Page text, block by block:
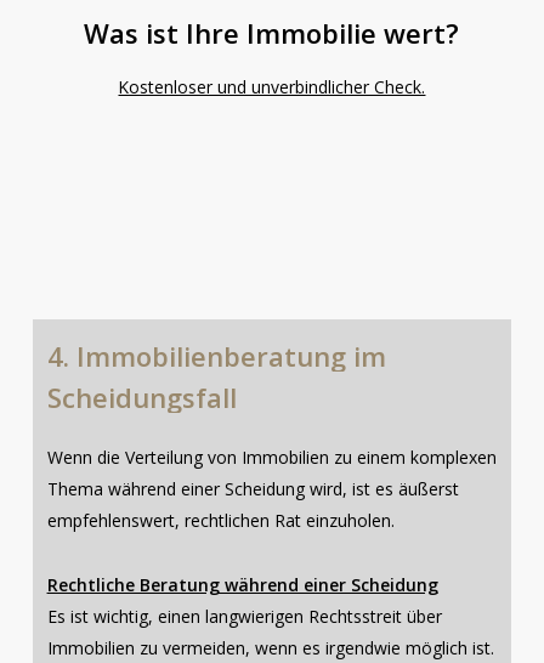
Was ist Ihre Immobilie wert?
Kostenloser und unverbindlicher Check.
4. Immobilienberatung im
Scheidungsfall
Wenn die Verteilung von Immobilien zu einem komplexen
Thema während einer Scheidung wird, ist es äußerst
empfehlenswert, rechtlichen Rat einzuholen.
Rechtliche Beratung während einer Scheidung
Es ist wichtig, einen langwierigen Rechtsstreit über
Immobilien zu vermeiden, wenn es irgendwie möglich ist.